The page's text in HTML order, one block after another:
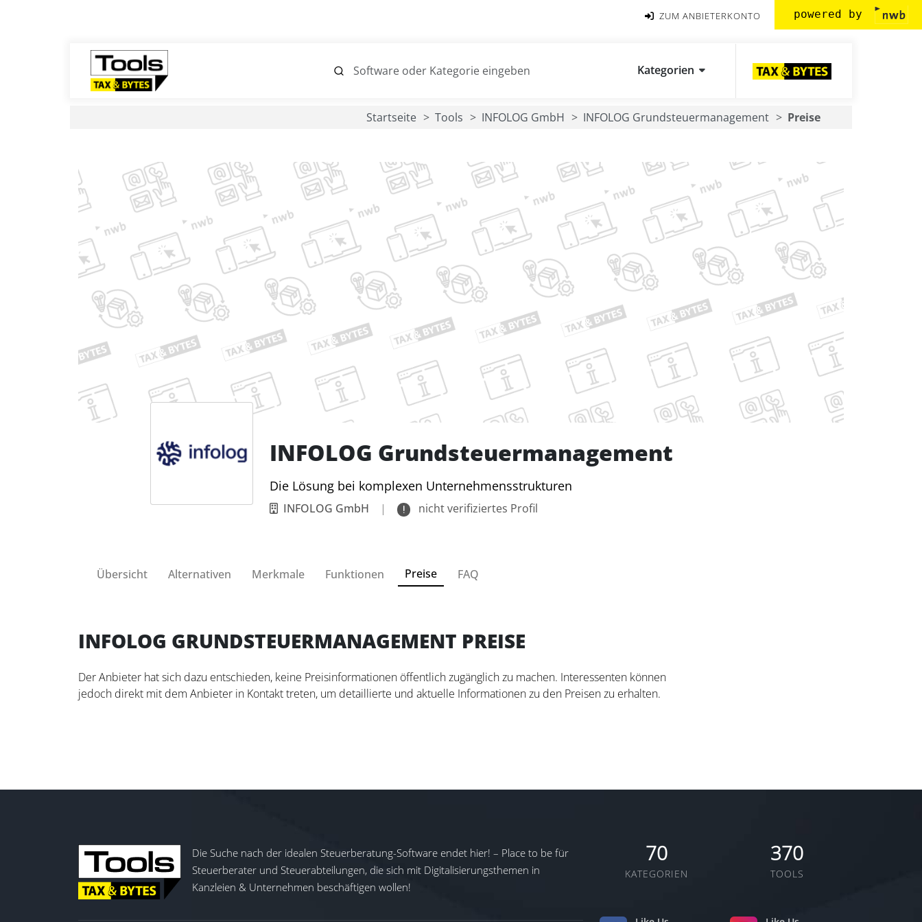
ZUM ANBIETERKONTO powered by
Kategorien
Startseite Tools INFOLOG GmbH INFOLOG Grundsteuermanagement Preise
INFOLOG Grundsteuermanagement
Die Lösung bei komplexen Unternehmensstrukturen
INFOLOG GmbH | nicht verifiziertes Profil
Übersicht Alternativen Merkmale Funktionen Preise FAQ
INFOLOG GRUNDSTEUERMANAGEMENT PREISE
Der Anbieter hat sich dazu entschieden, keine Preisinformationen öffentlich zugänglich zu machen. Interessenten können
jedoch direkt mit dem Anbieter in Kontakt treten, um detaillierte und aktuelle Informationen zu den Preisen zu erhalten.
Die Suche nach der idealen Steuerberatung-Software endet hier! – Place to be für
Steuerberater und Steuerabteilungen, die sich mit Digitalisierungsthemen in
Kanzleien & Unternehmen beschäftigen wollen!
70
KATEGORIEN
370
TOOLS